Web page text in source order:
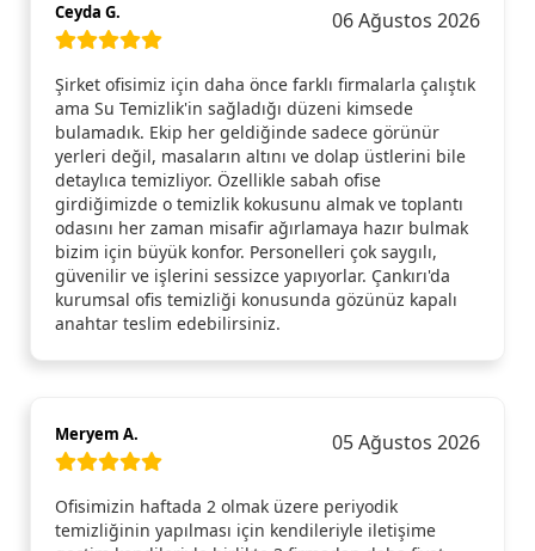
Ceyda G. 06 Ağustos 2026
Şirket ofisimiz için daha önce farklı firmalarla çalıştık
ama Su Temizlik'in sağladığı düzeni kimsede
bulamadık. Ekip her geldiğinde sadece görünür
yerleri değil, masaların altını ve dolap üstlerini bile
detaylıca temizliyor. Özellikle sabah ofise
girdiğimizde o temizlik kokusunu almak ve toplantı
odasını her zaman misafir ağırlamaya hazır bulmak
bizim için büyük konfor. Personelleri çok saygılı,
güvenilir ve işlerini sessizce yapıyorlar. Çankırı'da
kurumsal ofis temizliği konusunda gözünüz kapalı
anahtar teslim edebilirsiniz.
Meryem A. 05 Ağustos 2026
Ofisimizin haftada 2 olmak üzere periyodik
temizliğinin yapılması için kendileriyle iletişime